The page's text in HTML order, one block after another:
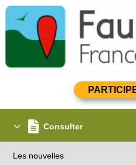
Consulter
Les nouvelles